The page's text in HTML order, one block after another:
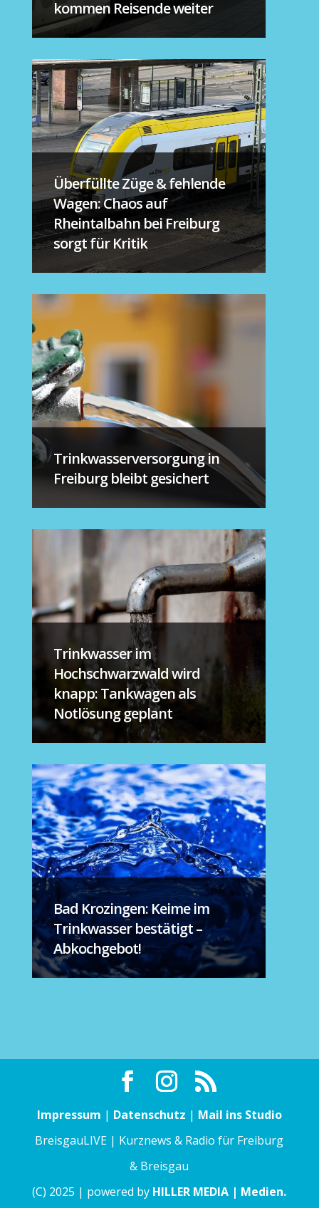
kommen Reisende weiter
Überfüllte Züge & fehlende
Wagen: Chaos auf
Rheintalbahn bei Freiburg
sorgt für Kritik
Trinkwasserversorgung in
Freiburg bleibt gesichert
Trinkwasser im
Hochschwarzwald wird
knapp: Tankwagen als
Notlösung geplant
Bad Krozingen: Keime im
Trinkwasser bestätigt –
Abkochgebot!
Impressum | Datenschutz | Mail ins Studio
BreisgauLIVE | Kurznews & Radio für Freiburg
& Breisgau
(C) 2025 | powered by HILLER MEDIA | Medien.